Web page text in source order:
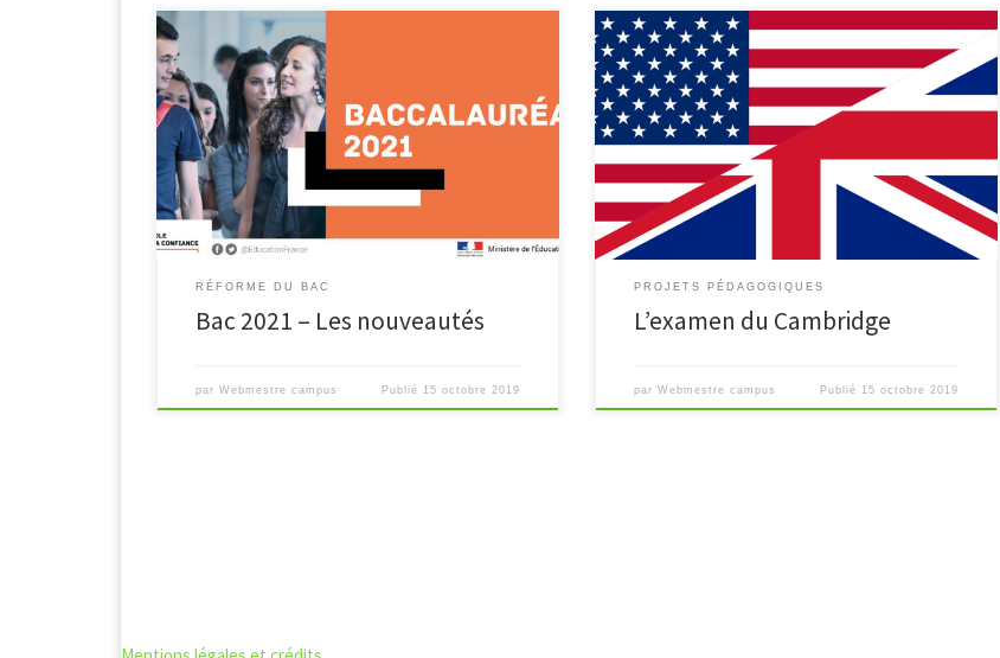
Les coefficients ? Les épreuves ?
RÉFORME DU BAC
Bac 2021 – Les nouveautés
par Webmestre campus Publié 15 octobre 2019
Le Campus de Coulommiers offre depuis un an la
possibilité aux élèves de préparer l’examen du
Cambridge, formation auparavant proposée par
l’Ecole de langues de la ville de Coulommiers. Les
[…]
PROJETS PÉDAGOGIQUES
L’examen du Cambridge
par Webmestre campus Publié 15 octobre 2019